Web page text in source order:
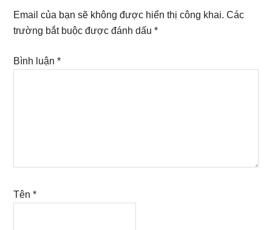
Interactions
Email của bạn sẽ không được hiển thị công khai. Các
trường bắt buộc được đánh dấu*
Bình luận*
Tên*